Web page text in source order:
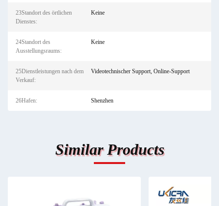
23Standort des örtlichen
Dienstes:
Keine
24Standort des
Ausstellungsraums:
Keine
25Dienstleistungen nach dem
Verkauf:
Videotechnischer Support, Online-Support
26Hafen: Shenzhen
Similar Products